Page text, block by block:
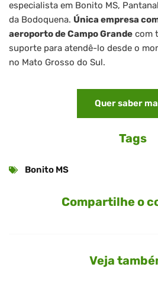
especialista em Bonito MS,
da Bodoquena. Única empresa
aeroporto de Campo Grande com
suporte para atendê-lo desde o
no Mato Grosso do Sul.
Quer saber
Tags
Bonito MS
Compartilhe o
Veja